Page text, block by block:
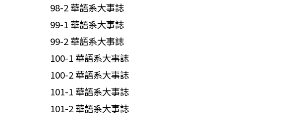
98-2 華語系大事誌
99-1 華語系大事誌
99-2 華語系大事誌
100-1 華語系大事誌
100-2 華語系大事誌
101-1 華語系大事誌
101-2 華語系大事誌